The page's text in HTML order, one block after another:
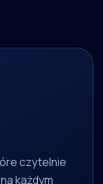
czytelnie
każdym